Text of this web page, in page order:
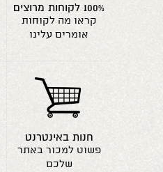
100% לקוחות מרוצים
קראו מה לקוחות
אומרים עלינו
חנות באינטרנט
פשוט למכור באתר
שלכם